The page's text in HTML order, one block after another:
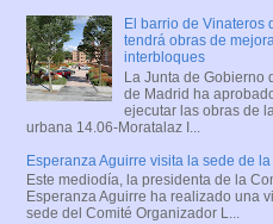
El barrio de Vinateros
tendrá obras de
interbloques
La Junta de Gobierno
de Madrid ha
ejecutar las obras de
urbana 14.06-Moratalaz I...
Esperanza Aguirre visita la sede de la
Este mediodía, la presidenta de la
Esperanza Aguirre ha realizado una
sede del Comité Organizador L...